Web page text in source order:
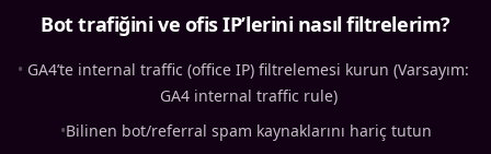
Bot trafiğini ve ofis IP’lerini nasıl filtrelerim?
• GA4’te internal traffic (office IP) filtrelemesi kurun (Varsayım:
GA4 internal traffic rule)
•Bilinen bot/referral spam kaynaklarını hariç tutun